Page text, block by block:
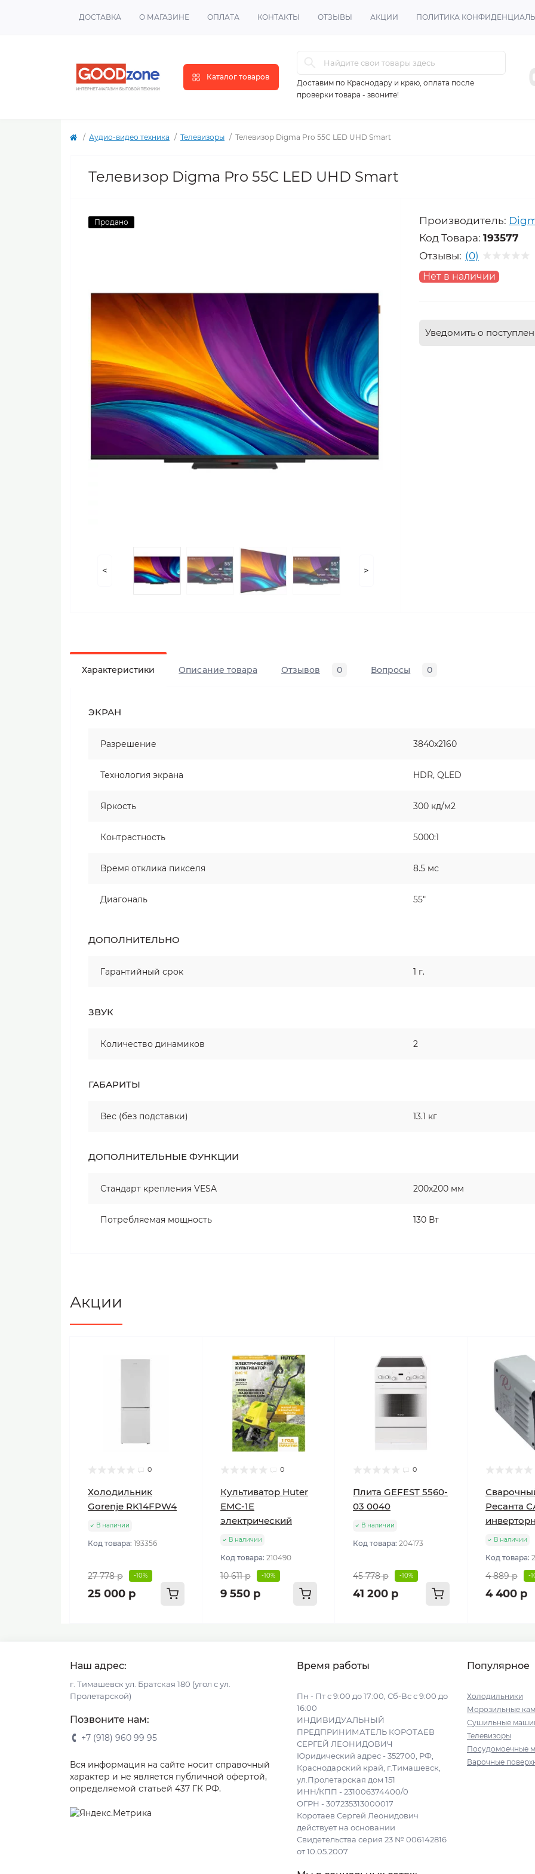
ДОСТАВКА О МАГАЗИНЕ ОПЛАТА КОНТАКТЫ ОТЗЫВЫ АКЦИИ ПОЛИТИКА
Каталог товаров
Доставим по Краснодару и краю, оплата после
проверки товара - звоните!
Аудио-видео техника Телевизоры Телевизор Digma Pro 55C LED UHD Smart
Телевизор Digma Pro 55C LED UHD Smart
Продано
< >
Производитель:
Код Товара: 193577
Отзывы: (0)
Нет в наличии
Уведомить о
Характеристики Описание товара Отзывов 0 Вопросы 0
ЭКРАН
Разрешение 3840x2160
Технология экрана HDR, QLED
Яркость 300 кд/м2
Контрастность 5000:1
Время отклика пикселя 8.5 мс
Диагональ 55"
ДОПОЛНИТЕЛЬНО
Гарантийный срок 1 г.
ЗВУК
Количество динамиков 2
ГАБАРИТЫ
Вес (без подставки) 13.1 кг
ДОПОЛНИТЕЛЬНЫЕ ФУНКЦИИ
Стандарт крепления VESA 200x200 мм
Потребляемая мощность 130 Вт
Акции
0
Холодильник
Gorenje RK14FPW4
В наличии
Код товара: 193356
27 778 р -10%
25 000 р
0
Культиватор Huter
ЕМС-1E
электрический
В наличии
Код товара: 210490
10 611 р -10%
9 550 р
0
Плита GEFEST 5560-
03 0040
В наличии
Код товара: 204173
45 778 р -10%
41 200 р
Ресанта
В наличии
Код товара:
4 889 р -
4 400 р
Наш адрес:
г. Тимашевск ул. Братская 180 (угол с ул.
Пролетарской)
Позвоните нам:
+7 (918) 960 99 95
Вся информация на сайте носит справочный
характер и не является публичной офертой,
определяемой статьей 437 ГК РФ.
Время работы
Пн - Пт с 9:00 до 17:00, Сб-Вс с 9:00 до
16:00
ИНДИВИДУАЛЬНЫЙ
ПРЕДПРИНИМАТЕЛЬ КОРОТАЕВ
СЕРГЕЙ ЛЕОНИДОВИЧ
Юридический адрес - 352700, РФ,
Краснодарский край, г.Тимашевск,
ул.Пролетарская дом 151
ИНН/КПП - 231006374400/0
ОГРН - 307235313000017
Коротаев Сергей Леонидович
действует на основании
Свидетельства серия 23 № 006142816
от 10.05.2007
Популярное
Холодильники
Морозильные
Сушильные
Телевизоры
Посудомоечные
Варочные